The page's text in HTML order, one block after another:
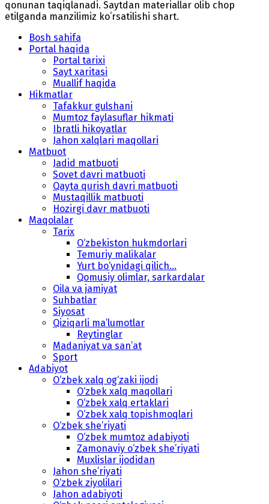
qonunan taqiqlanadi. Saytdan materiallar olib chop
etilganda manzilimiz koʻrsatilishi shart.
Bosh sahifa
Portal haqida
Portal tarixi
Sayt xaritasi
Muallif haqida
Hikmatlar
Tafakkur gulshani
Mumtoz faylasuflar hikmati
Ibratli hikoyatlar
Jahon xalqlari maqollari
Matbuot
Jadid matbuoti
Sovet davri matbuoti
Qayta qurish davri matbuoti
Mustaqillik matbuoti
Hozirgi davr matbuoti
Maqolalar
Tarix
O‘zbekiston hukmdorlari
Temuriy malikalar
Yurt bo‘ynidagi qilich...
Qomusiy olimlar, sarkardalar
Oila va jamiyat
Suhbatlar
Siyosat
Qiziqarli ma’lumotlar
Reytinglar
Madaniyat va san’at
Sport
Adabiyot
O‘zbek xalq og‘zaki ijodi
O‘zbek xalq maqollari
O‘zbek xalq ertaklari
O‘zbek xalq topishmoqlari
O‘zbek she’riyati
O‘zbek mumtoz adabiyoti
Zamonaviy o‘zbek she’riyati
Muxlislar ijodidan
Jahon she’riyati
O‘zbek ziyolilari
Jahon adabiyoti